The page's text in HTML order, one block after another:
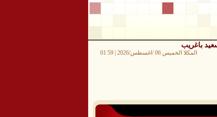
باغريب
المكلا الخميس 06 /اغسطس/2026 | 01:59